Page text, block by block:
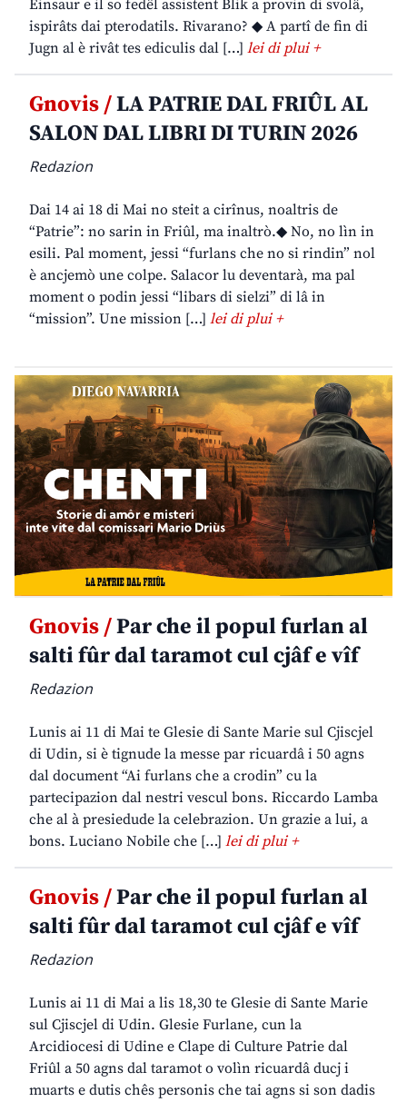
Einsaur e il so fedêl assistent Blik a provin di svolâ,
ispirâts dai pterodatils. Rivarano? ◆ A partî de fin di
Jugn al è rivât tes ediculis dal […] lei di plui +
Gnovis /LA PATRIE DAL FRIÛL AL
SALON DAL LIBRI DI TURIN 2026
Redazion
Dai 14 ai 18 di Mai no steit a cirînus, noaltris de
“Patrie”: no sarin in Friûl, ma inaltrò.◆ No, no lìn in
esili. Pal moment, jessi “furlans che no si rindin” nol
è ancjemò une colpe. Salacor lu deventarà, ma pal
moment o podin jessi “libars di sielzi” di lâ in
“mission”. Une mission […] lei di plui +
Gnovis /Par che il popul furlan al
salti fûr dal taramot cul cjâf e vîf
Redazion
Lunis ai 11 di Mai te Glesie di Sante Marie sul Cjiscjel
di Udin, si è tignude la messe par ricuardâ i 50 agns
dal document “Ai furlans che a crodin” cu la
partecipazion dal nestri vescul bons. Riccardo Lamba
che al à presiedude la celebrazion. Un grazie a lui, a
bons. Luciano Nobile che […] lei di plui +
Gnovis /Par che il popul furlan al
salti fûr dal taramot cul cjâf e vîf
Redazion
Lunis ai 11 di Mai a lis 18,30 te Glesie di Sante Marie
sul Cjiscjel di Udin. Glesie Furlane, cun la
Arcidiocesi di Udine e Clape di Culture Patrie dal
Friûl a 50 agns dal taramot o volìn ricuardâ ducj i
muarts e dutis chês personis che tai agns si son dadis